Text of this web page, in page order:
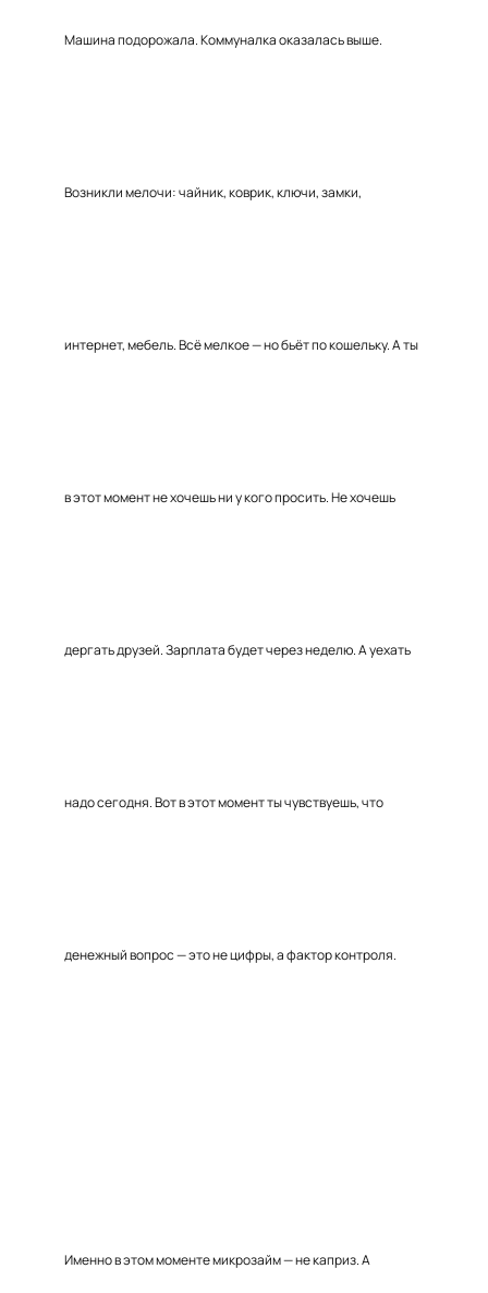
Машина подорожала. Коммуналка оказалась выше.
Возникли мелочи: чайник, коврик, ключи, замки,
интернет, мебель. Всё мелкое — но бьёт по кошельку. А ты
в этот момент не хочешь ни у кого просить. Не хочешь
дергать друзей. Зарплата будет через неделю. А уехать
надо сегодня. Вот в этот момент ты чувствуешь, что
денежный вопрос — это не цифры, а фактор контроля.
Именно в этом моменте микрозайм — не каприз. А